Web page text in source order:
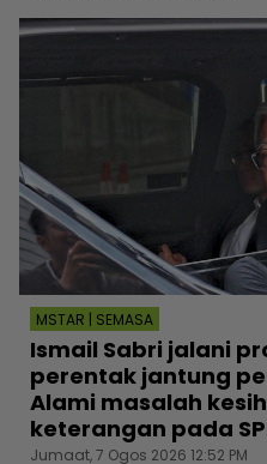
MSTAR | SEMASA
Ismail Sabri jalani
perentak jantung
Alami masalah
keterangan pada
Jumaat, 7 Ogos 2026 12:52 PM